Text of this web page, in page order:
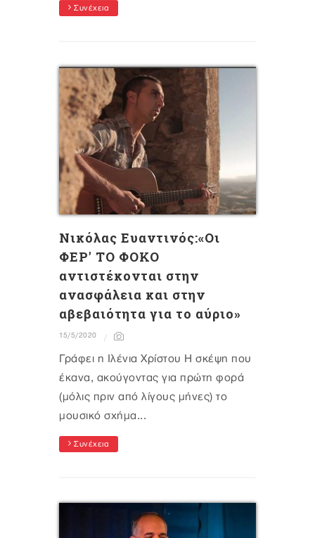
Συνέχεια
Nικόλας Ευαντινός:«Οι
ΦΕΡ' ΤΟ ΦΟΚΟ
αντιστέκονται στην
ανασφάλεια και στην
αβεβαιότητα για το αύριο»
15/5/2020
Γράφει η Ιλένια Χρίστου Η σκέψη που
έκανα, ακούγοντας για πρώτη φορά
(μόλις πριν από λίγους μήνες) το
μουσικό σχήμα...
Συνέχεια